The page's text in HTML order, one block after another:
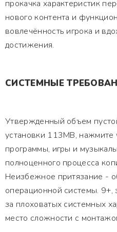
прокачка характеристик
нового контента и
вовлечённость игрока и
достижения.
СИСТЕМНЫЕ
Утвержденный объем
установки 113MB, нажмите
программы, игры и
полноценного процесса
Неизбежное притязание -
операционной системы.
за плоховатых системных
место сложности с